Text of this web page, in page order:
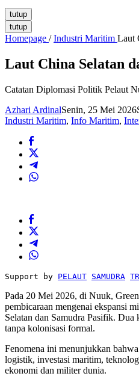
tutup
tutup
Homepage / Industri Maritim Laut
Laut China Selatan
Catatan Diplomasi Politik Pelaut
Azhari ArdinalSenin, 25 Mei 2026
Industri Maritim, Info Maritim,
Support by PELAUT SAMUDRA
Pada 20 Mei 2026, di Nuuk,
pembicaraan mengenai ekspansi
Selatan dan Samudra Pasifik.
tanpa kolonisasi formal.
Fenomena ini menunjukkan
logistik, investasi maritim,
ekonomi dan militer dunia.